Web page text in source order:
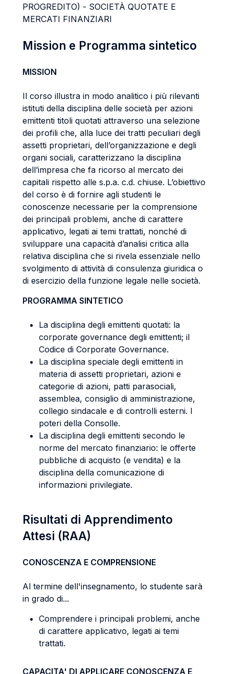
PROGREDITO) - SOCIETÀ QUOTATE E
MERCATI FINANZIARI
Mission e Programma sintetico
MISSION
Il corso illustra in modo analitico i più rilevanti
istituti della disciplina delle società per azioni
emittenti titoli quotati attraverso una selezione
dei profili che, alla luce dei tratti peculiari degli
assetti proprietari, dell’organizzazione e degli
organi sociali, caratterizzano la disciplina
dell’impresa che fa ricorso al mercato dei
capitali rispetto alle s.p.a. c.d. chiuse. L’obiettivo
del corso è di fornire agli studenti le
conoscenze necessarie per la comprensione
dei principali problemi, anche di carattere
applicativo, legati ai temi trattati, nonché di
sviluppare una capacità d’analisi critica alla
relativa disciplina che si rivela essenziale nello
svolgimento di attività di consulenza giuridica o
di esercizio della funzione legale nelle società.
PROGRAMMA SINTETICO
La disciplina degli emittenti quotati: la
corporate governance degli emittenti; il
Codice di Corporate Governance.
La disciplina speciale degli emittenti in
materia di assetti proprietari, azioni e
categorie di azioni, patti parasociali,
assemblea, consiglio di amministrazione,
collegio sindacale e di controlli esterni. I
poteri della Consolle.
La disciplina degli emittenti secondo le
norme del mercato finanziario: le offerte
pubbliche di acquisto (e vendita) e la
disciplina della comunicazione di
informazioni privilegiate.
Risultati di Apprendimento
Attesi (RAA)
CONOSCENZA E COMPRENSIONE
Al termine dell'insegnamento, lo studente sarà
in grado di...
Comprendere i principali problemi, anche
di carattere applicativo, legati ai temi
trattati.
CAPACITA' DI APPLICARE CONOSCENZA E